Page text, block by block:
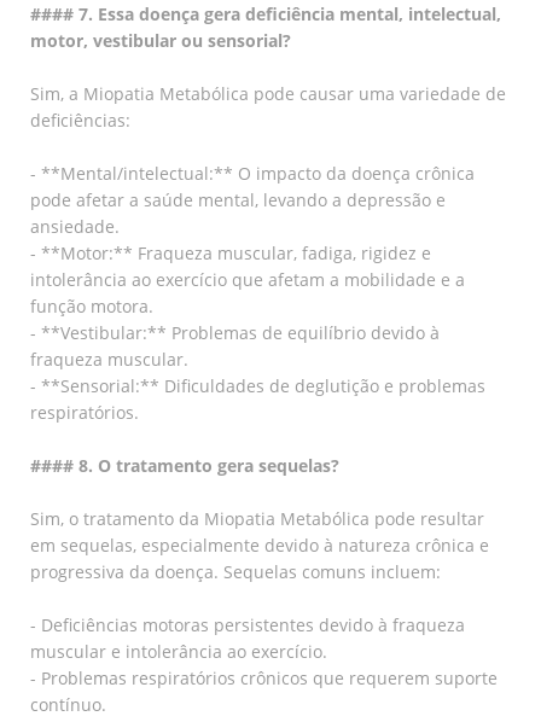
#### 7. Essa doença gera deficiência mental, intelectual,
motor, vestibular ou sensorial?
Sim, a Miopatia Metabólica pode causar uma variedade de
deficiências:
- **Mental/intelectual:** O impacto da doença crônica
pode afetar a saúde mental, levando a depressão e
ansiedade.
- **Motor:** Fraqueza muscular, fadiga, rigidez e
intolerância ao exercício que afetam a mobilidade e a
função motora.
- **Vestibular:** Problemas de equilíbrio devido à
fraqueza muscular.
- **Sensorial:** Dificuldades de deglutição e problemas
respiratórios.
#### 8. O tratamento gera sequelas?
Sim, o tratamento da Miopatia Metabólica pode resultar
em sequelas, especialmente devido à natureza crônica e
progressiva da doença. Sequelas comuns incluem:
- Deficiências motoras persistentes devido à fraqueza
muscular e intolerância ao exercício.
- Problemas respiratórios crônicos que requerem suporte
contínuo.